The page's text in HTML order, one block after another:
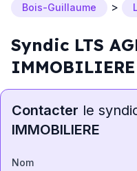
Bois-Guillaume >
Syndic LTS
Contacter le
IMMOBILIERE
Nom